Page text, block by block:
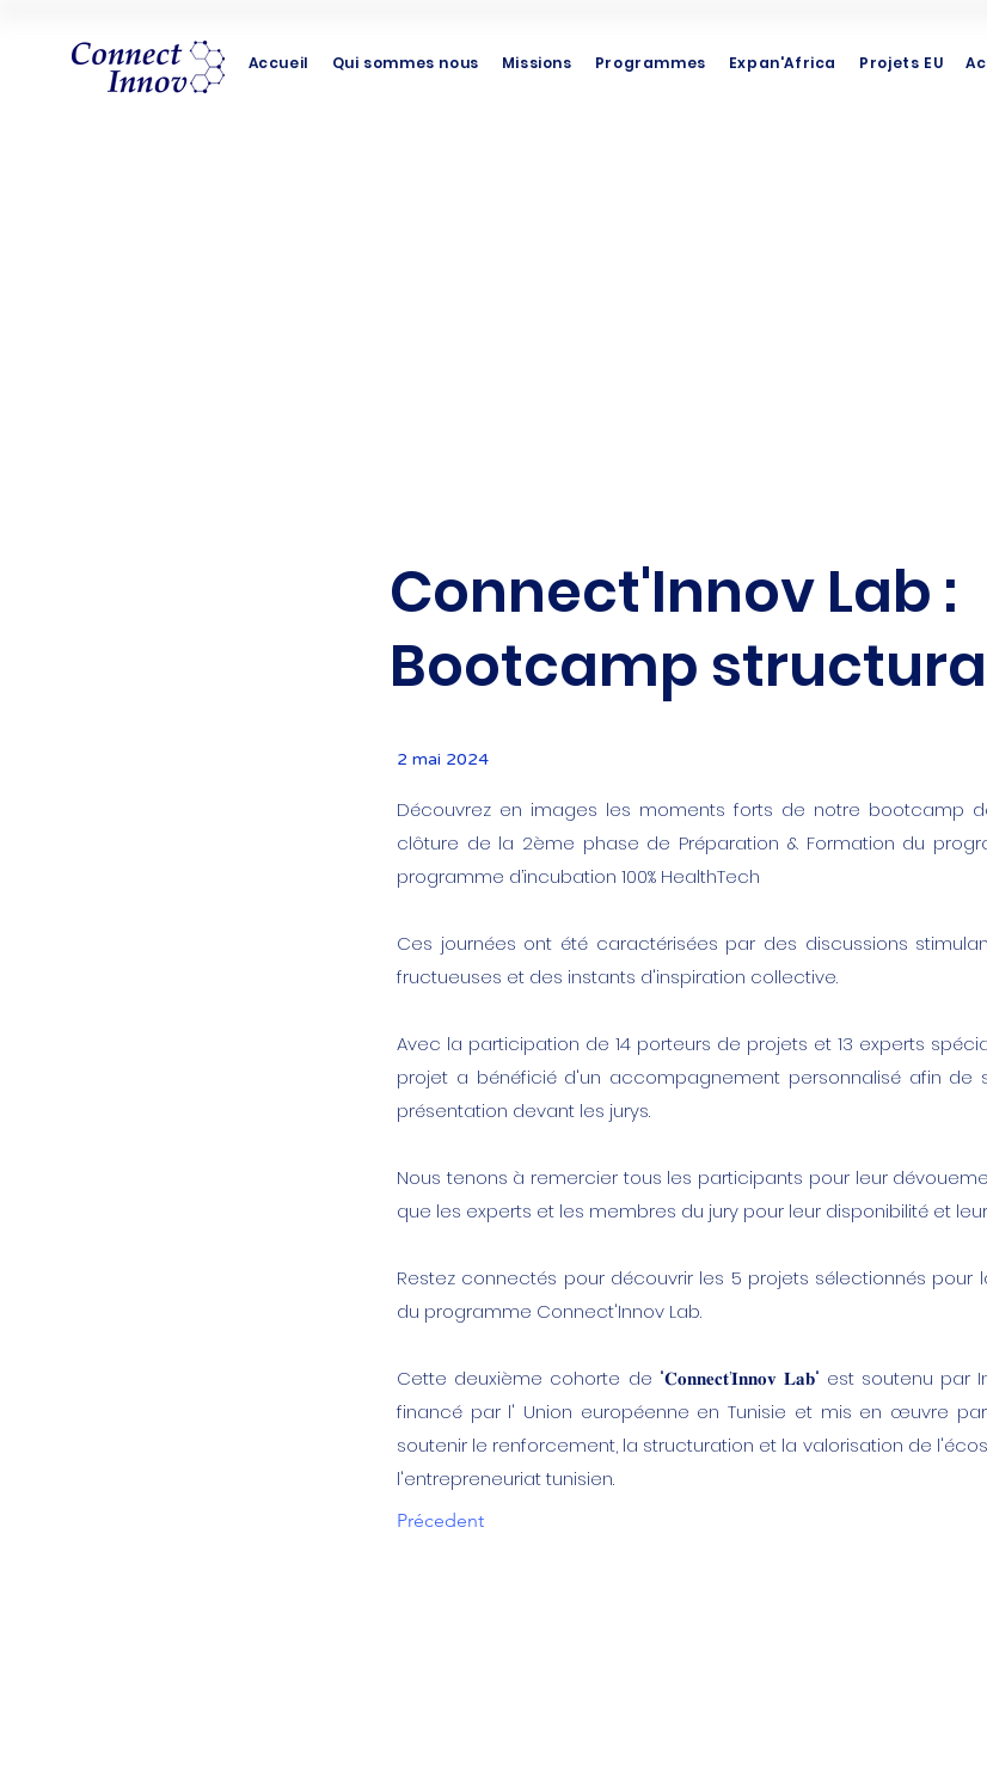
Accueil Qui sommes nous Missions Programmes Expan'Africa Projets EU
Connect'Innov Lab :
Bootcamp
2 mai 2024
Découvrez en images les moments forts de notre bootcamp
clôture de la 2ème phase de Préparation & Formation du
programme d’incubation 100% HealthTech
Ces journées ont été caractérisées par des discussions
fructueuses et des instants d'inspiration collective.
Avec la participation de 14 porteurs de projets et 13 experts
projet a bénéficié d'un accompagnement personnalisé afin de
présentation devant les jurys.
Nous tenons à remercier tous les participants pour leur
que les experts et les membres du jury pour leur disponibilité et
Restez connectés pour découvrir les 5 projets sélectionnés
du programme Connect'Innov Lab.
Cette deuxième cohorte de "𝐂𝐨𝐧𝐧𝐞𝐜𝐭’𝐈𝐧𝐧𝐨𝐯 𝐋𝐚𝐛" est soutenu par
financé par l' Union européenne en Tunisie et mis en œuvre
soutenir le renforcement, la structuration et la valorisation de
l'entrepreneuriat tunisien.
Précedent